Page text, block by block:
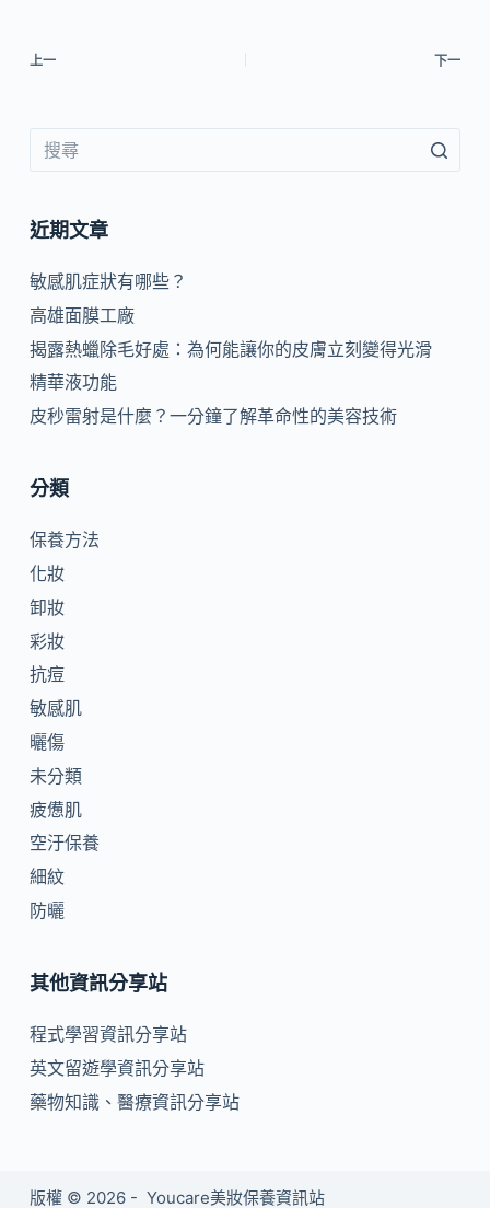
上一 下一
近期文章
敏感肌症狀有哪些？
高雄面膜工廠
揭露熱蠟除毛好處：為何能讓你的皮膚立刻變得光滑
精華液功能
皮秒雷射是什麼？一分鐘了解革命性的美容技術
分類
保養方法
化妝
卸妝
彩妝
抗痘
敏感肌
曬傷
未分類
疲憊肌
空汙保養
細紋
防曬
其他資訊分享站
程式學習資訊分享站
英文留遊學資訊分享站
藥物知識、醫療資訊分享站
版權 © 2026 - Youcare美妝保養資訊站